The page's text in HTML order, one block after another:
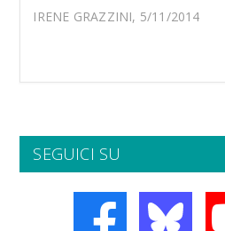
IRENE GRAZZINI, 5/11/2014
SEGUICI SU